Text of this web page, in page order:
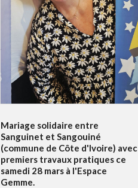
Mariage solidaire entre
Sanguinet et Sangouiné
(commune de Côte d'Ivoire) avec
premiers travaux pratiques ce
samedi 28 mars à l'Espace
Gemme.